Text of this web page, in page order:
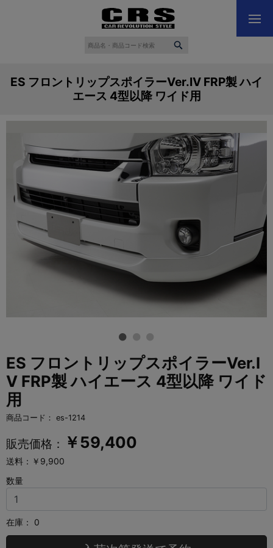
ES フロントリップスポイラーVer.IV FRP製 ハイ
エース 4型以降 ワイド用
ES フロントリップスポイラーVer.I
V FRP製 ハイエース 4型以降 ワイド
用
商品コード： es-1214
販売価格： ￥59,400
送料：￥9,900
数量
在庫： 0